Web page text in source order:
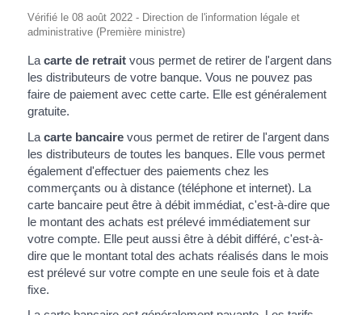
Vérifié le 08 août 2022 - Direction de l'information légale et
administrative (Première ministre)
La carte de retraitvous permet de retirer de l'argent dans
les distributeurs de votre banque. Vous ne pouvez pas
faire de paiement avec cette carte. Elle est généralement
gratuite.
La carte bancairevous permet de retirer de l'argent dans
les distributeurs de toutes les banques. Elle vous permet
également d'effectuer des paiements chez les
commerçants ou à distance (téléphone et internet). La
carte bancaire peut être à débit immédiat, c'est-à-dire que
le montant des achats est prélevé immédiatement sur
votre compte. Elle peut aussi être à débit différé, c'est-à-
dire que le montant total des achats réalisés dans le mois
est prélevé sur votre compte en une seule fois et à date
fixe.